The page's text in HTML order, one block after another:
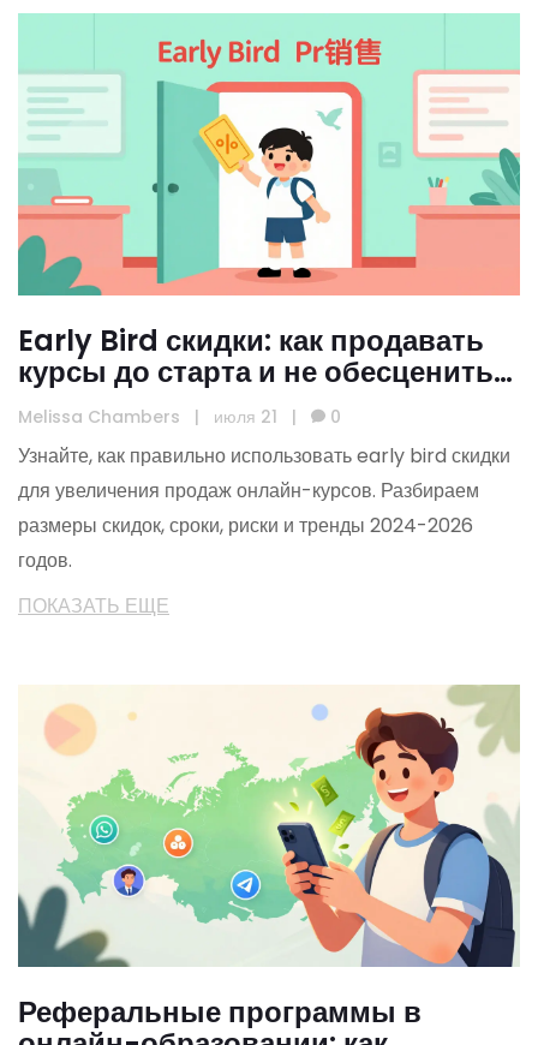
Early Bird скидки: как продавать
курсы до старта и не обесценить
продукт
Melissa Chambers | июля 21 | 0
Узнайте, как правильно использовать early bird скидки
для увеличения продаж онлайн-курсов. Разбираем
размеры скидок, сроки, риски и тренды 2024-2026
годов.
ПОКАЗАТЬ ЕЩЕ
Реферальные программы в